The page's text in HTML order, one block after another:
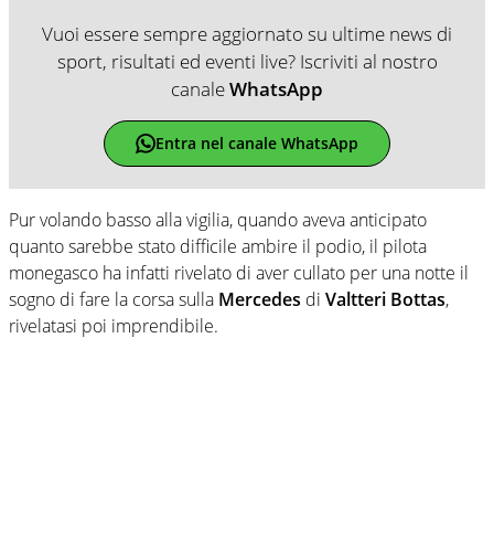
Vuoi essere sempre aggiornato su ultime news di
sport, risultati ed eventi live? Iscriviti al nostro
canaleWhatsApp
Entra nel canale WhatsApp
Pur volando basso alla vigilia, quando aveva anticipato
quanto sarebbe stato difficile ambire il podio, il pilota
monegasco ha infatti rivelato di aver cullato per una notte il
sogno di fare la corsa sulla Mercedes di Valtteri Bottas,
rivelatasi poi imprendibile.